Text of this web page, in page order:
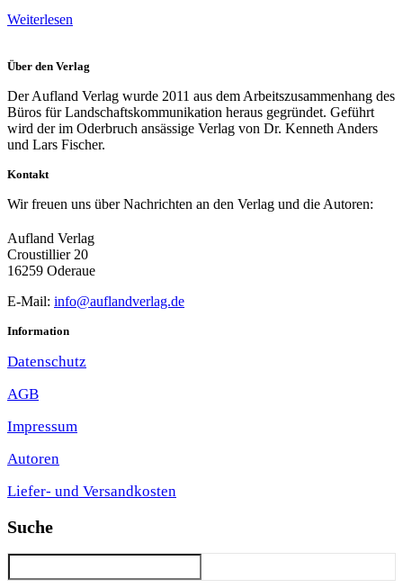
Weiterlesen
Über den Verlag
Der Aufland Verlag wurde 2011 aus dem Arbeitszusammenhang des
Büros für Landschaftskommunikation heraus gegründet. Geführt
wird der im Oderbruch ansässige Verlag von Dr. Kenneth Anders
und Lars Fischer.
Kontakt
Wir freuen uns über Nachrichten an den Verlag und die Autoren:
Aufland Verlag
Croustillier 20
16259 Oderaue
E-Mail: info@auflandverlag.de
Information
Datenschutz
AGB
Impressum
Autoren
Liefer- und Versandkosten
Suche
Suchen